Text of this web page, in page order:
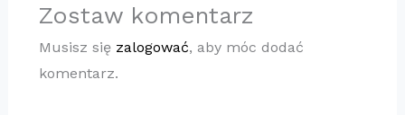
Zostaw komentarz
Musisz się zalogować, aby móc dodać
komentarz.